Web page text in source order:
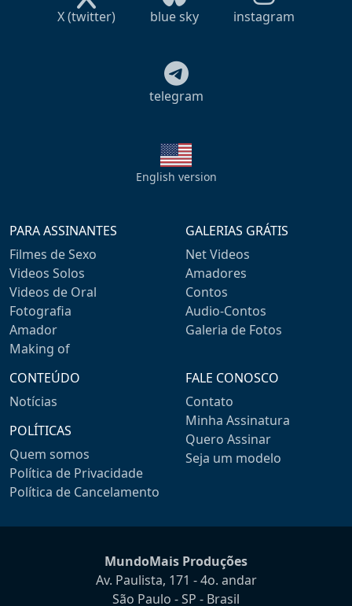
X (twitter) blue sky instagram
telegram
English version
PARA ASSINANTES
Filmes de Sexo
Videos Solos
Videos de Oral
Fotografia
Amador
Making of
GALERIAS GRÁTIS
Net Videos
Amadores
Contos
Audio-Contos
Galeria de Fotos
CONTEÚDO
Notícias
POLÍTICAS
Quem somos
Política de Privacidade
Política de Cancelamento
FALE CONOSCO
Contato
Minha Assinatura
Quero Assinar
Seja um modelo
MundoMais Produções
Av. Paulista, 171 - 4o. andar
São Paulo - SP - Brasil